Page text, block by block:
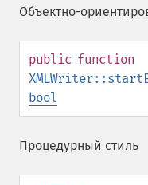
Объектно-
public function
bool
Процедурный стиль